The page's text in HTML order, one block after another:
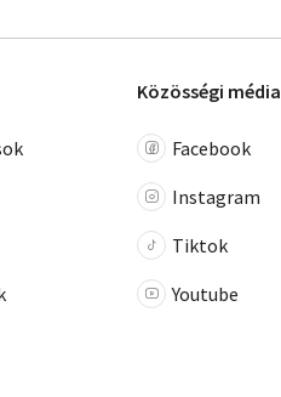
Közösségi média
Facebook
Instagram
Tiktok
Youtube